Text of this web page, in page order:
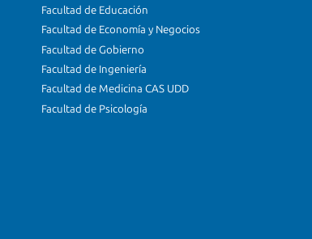
Facultad de Educación
Facultad de Economía y Negocios
Facultad de Gobierno
Facultad de Ingeniería
Facultad de Medicina CAS UDD
Facultad de Psicología